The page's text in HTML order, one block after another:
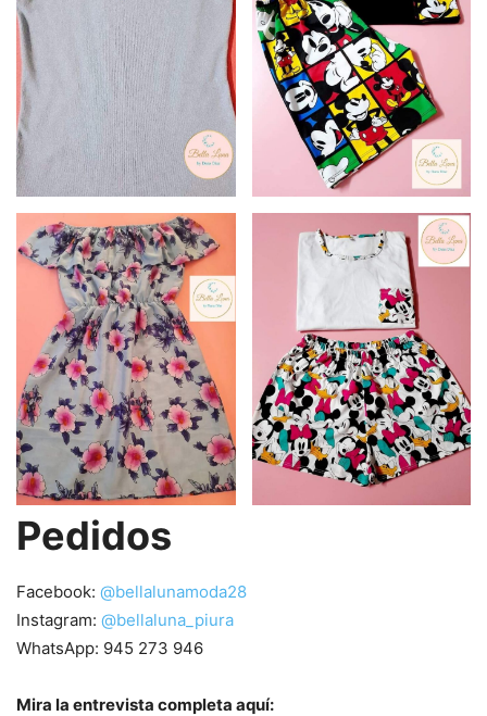
Pedidos
Facebook: @bellalunamoda28
Instagram: @bellaluna_piura
WhatsApp: 945 273 946
Mira la entrevista completa aquí: